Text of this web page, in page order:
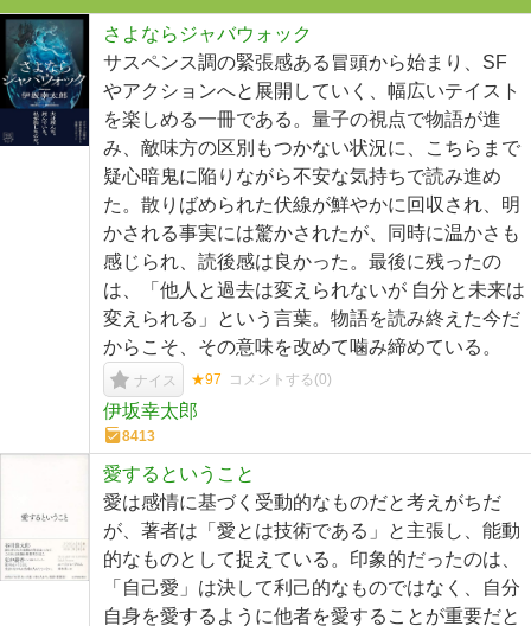
さよならジャバウォック
サスペンス調の緊張感ある冒頭から始まり、SF
やアクションへと展開していく、幅広いテイスト
を楽しめる一冊である。量子の視点で物語が進
み、敵味方の区別もつかない状況に、こちらまで
疑心暗鬼に陥りながら不安な気持ちで読み進め
た。散りばめられた伏線が鮮やかに回収され、明
かされる事実には驚かされたが、同時に温かさも
感じられ、読後感は良かった。最後に残ったの
は、「他人と過去は変えられないが 自分と未来は
変えられる」という言葉。物語を読み終えた今だ
からこそ、その意味を改めて噛み締めている。
ナイス ★97 コメントする(0)
伊坂幸太郎
8413
愛するということ
愛は感情に基づく受動的なものだと考えがちだ
が、著者は「愛とは技術である」と主張し、能動
的なものとして捉えている。印象的だったのは、
「自己愛」は決して利己的なものではなく、自分
自身を愛するように他者を愛することが重要だと